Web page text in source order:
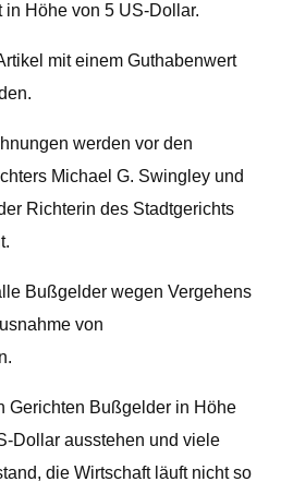
in Höhe von 5 US-Dollar.
mit einem Guthabenwert
werden vor den
Michael G. Swingley und
Richterin des Stadtgerichts
Bußgelder wegen Vergehens
von
Gerichten Bußgelder in Höhe
Dollar ausstehen und viele
die Wirtschaft läuft nicht so